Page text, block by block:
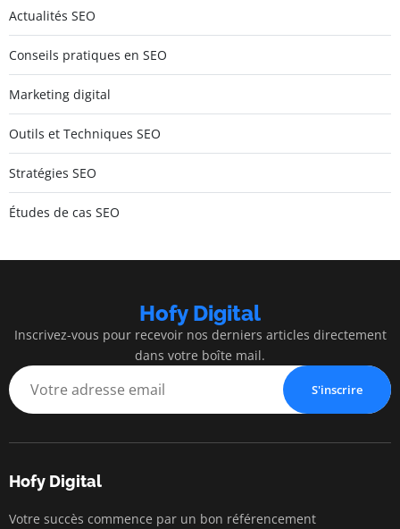
Actualités SEO
Conseils pratiques en SEO
Marketing digital
Outils et Techniques SEO
Stratégies SEO
Études de cas SEO
Hofy Digital
Inscrivez-vous pour recevoir nos derniers articles directement
dans votre boîte mail.
S'inscrire
Hofy Digital
Votre succès commence par un bon référencement